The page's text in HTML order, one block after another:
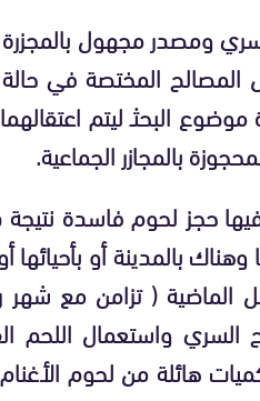
المختصة في
البحثـ ليتم
بالمجازر الجماعية.
حجز لحوم فاسدة
بالمدينة أو
الماضية ( تزامن مع
السري واستعمال اللحم
هائلة من لحوم